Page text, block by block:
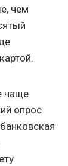
чем
чаще
опрос